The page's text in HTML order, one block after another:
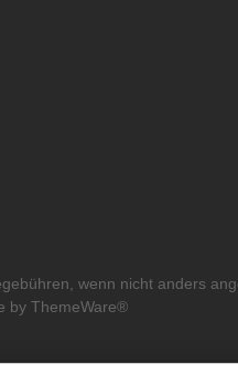
wenn nicht anders
by ThemeWare®